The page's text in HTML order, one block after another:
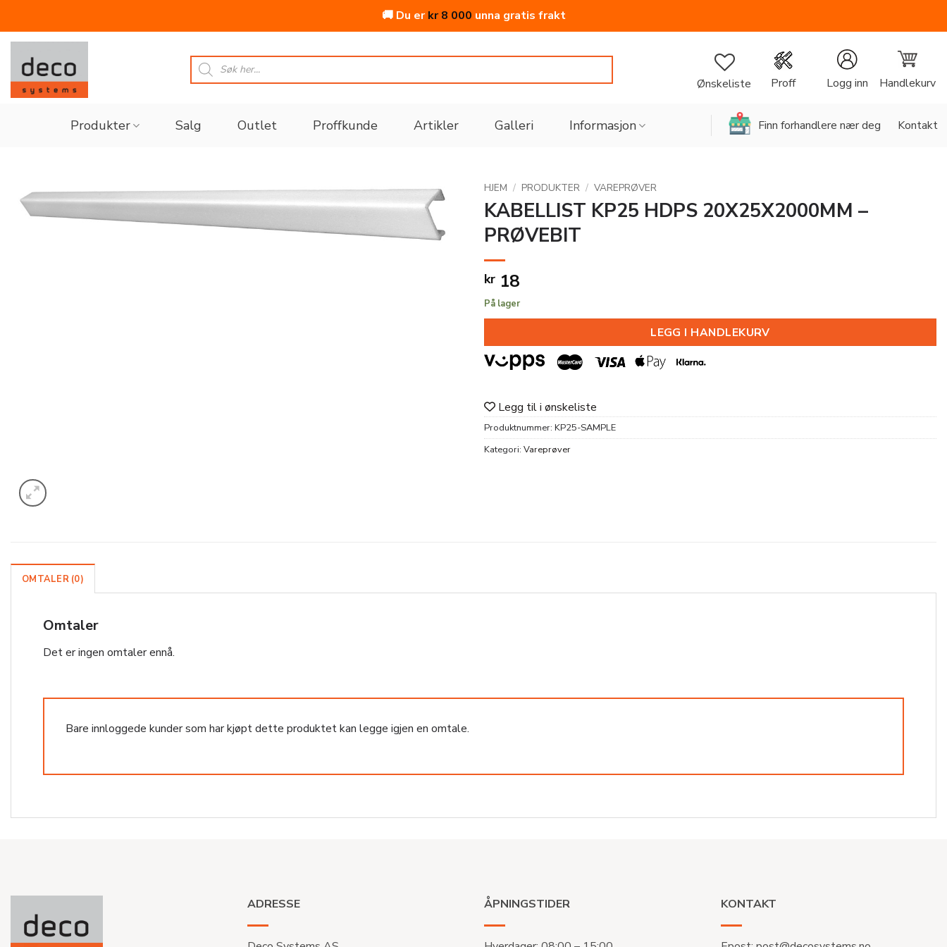
🚚 Du erkr8 000 unna gratis frakt
Skip
content
Products
search
Ønskeliste Proff Logg inn Handlekurv
Produkter Salg Outlet Proffkunde Artikler Galleri Informasjon Finn forhandlere nær deg Kontakt
Legg
HJEM / PRODUKTER / VAREPRØVER
KABELLIST KP25 HDPS 20X25X2000MM –
PRØVEBIT
kr 18
På lager
LEGG I HANDLEKURV
Legg til i ønskeliste
Produktnummer: KP25-SAMPLE
Kategori: Vareprøver
OMTALER (0)
Omtaler
Det er ingen omtaler ennå.
Bare innloggede kunder som har kjøpt dette produktet kan legge igjen en omtale.
ADRESSE ÅPNINGSTIDER KONTAKT